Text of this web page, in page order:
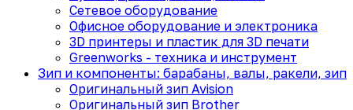
Сетевое оборудование
Офисное оборудование и электроника
3D принтеры и пластик для 3D печати
Greenworks - техника и инструмент
Зип и компоненты: барабаны, валы, ракели, зип
Оригинальный зип Avision
Оригинальный зип Brother